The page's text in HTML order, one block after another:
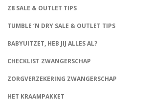
Z8 SALE & OUTLET TIPS
TUMBLE ‘N DRY SALE & OUTLET TIPS
BABYUITZET, HEB JIJ ALLES AL?
CHECKLIST ZWANGERSCHAP
ZORGVERZEKERING ZWANGERSCHAP
HET KRAAMPAKKET